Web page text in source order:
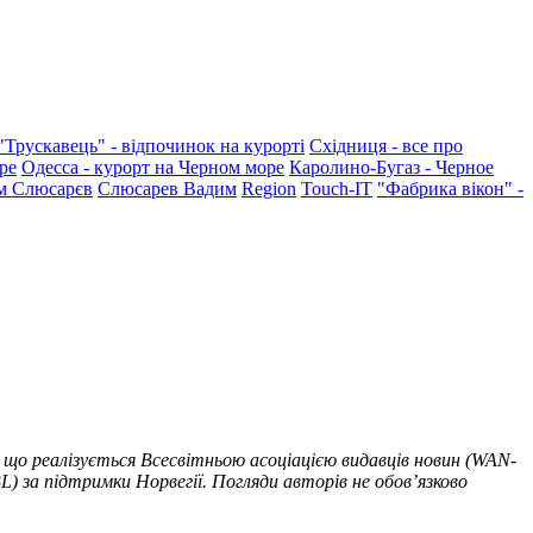
- відпочинок на курорті Східниця - все про
Одесса - курорт на Черном море Каролино-Бугаз - Черное
Слюсарєв Слюсарев Вадим Region Touch-IT "Фабрика вікон" -
Всесвітньою асоціацією видавців новин (WAN-
підтримки Норвегії. Погляди авторів не обов’язково